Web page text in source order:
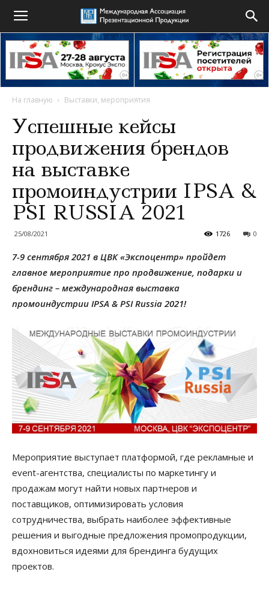
На главную Выставки, мероприятия
Успешные кейсы
продвижения брендов
на выставке
промоиндустрии IPSA &
PSI RUSSIA 2021
25/08/2021 0
1726
7-9 сентября 2021 в ЦВК «Экспоцентр» пройдет
главное мероприятие про продвижение, подарки и
брендинг – международная выставка
промоиндустрии IPSA & PSI Russia 2021!
Мероприятие выступает платформой, где рекламные и
event-агентства, специалисты по маркетингу и
продажам могут найти новых партнеров и
поставщиков, оптимизировать условия
сотрудничества, выбрать наиболее эффективные
решения и выгодные предложения промопродукции,
вдохновиться идеями для брендинга будущих
проектов.